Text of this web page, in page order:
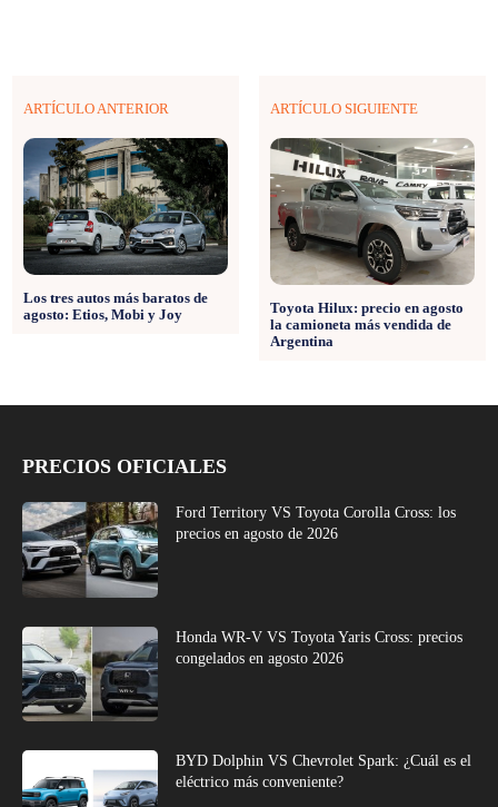
ARTÍCULO ANTERIOR
Los tres autos más baratos de
agosto: Etios, Mobi y Joy
ARTÍCULO SIGUIENTE
Toyota Hilux: precio en agosto
la camioneta más vendida de
Argentina
PRECIOS OFICIALES
Ford Territory VS Toyota Corolla Cross: los
precios en agosto de 2026
Honda WR-V VS Toyota Yaris Cross: precios
congelados en agosto 2026
BYD Dolphin VS Chevrolet Spark: ¿Cuál es el
eléctrico más conveniente?